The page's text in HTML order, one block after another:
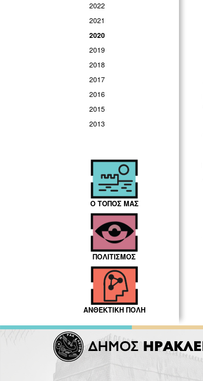
2022
2021
2020
2019
2018
2017
2016
2015
2013
Ο ΤΟΠΟΣ ΜΑΣ
ΠΟΛΙΤΙΣΜΟΣ
ΑΝΘΕΚΤΙΚΗ ΠΟΛΗ